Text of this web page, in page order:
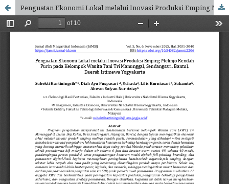
Penguatan Ekonomi Lokal melalui Inovasi Produksi Emping Melinjo Rendah Purin pada Kelompok Wanita Tani Tri Manunggal, Sendangsari, Bantul, Daerah Istimewa Yogyakarta